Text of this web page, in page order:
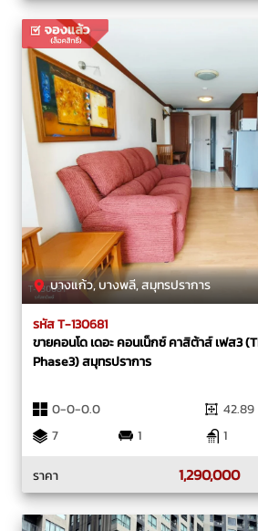
บางแก้ว, บางพลี, สมุทรปราการ
รหัส T-130681
ขายคอนโด เดอะ คอนเน็กซ์ คาสิต้าส์ เฟส3
Phase3) สมุทรปราการ
0-0-0.0
42.89
7
1 1
ราคา
1,290,000